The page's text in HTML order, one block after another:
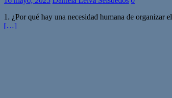
1. ¿Por qué hay una necesidad humana de organizar
[…]